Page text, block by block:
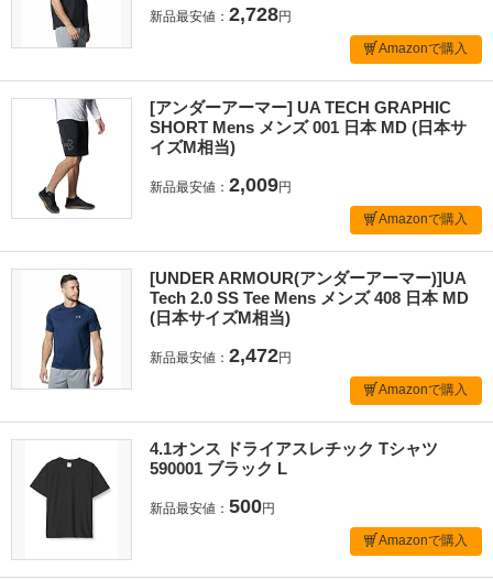
新品最安値： 2,728円
Amazonで購入
[アンダーアーマー] UA TECH GRAPHIC
SHORT Mens メンズ 001 日本 MD (日本サ
イズM相当)
新品最安値： 2,009円
Amazonで購入
[UNDER ARMOUR(アンダーアーマー)]UA
Tech 2.0 SS Tee Mens メンズ 408 日本 MD
(日本サイズM相当)
新品最安値： 2,472円
Amazonで購入
4.1オンス ドライアスレチック Tシャツ
590001 ブラック L
新品最安値： 500円
Amazonで購入